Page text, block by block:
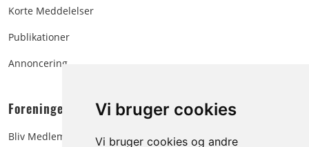
Vi bruger cookies
Vi bruger cookies og andre
Korte Meddelelser
Publikationer
Annoncering
Foreningen:
Bliv Medlem